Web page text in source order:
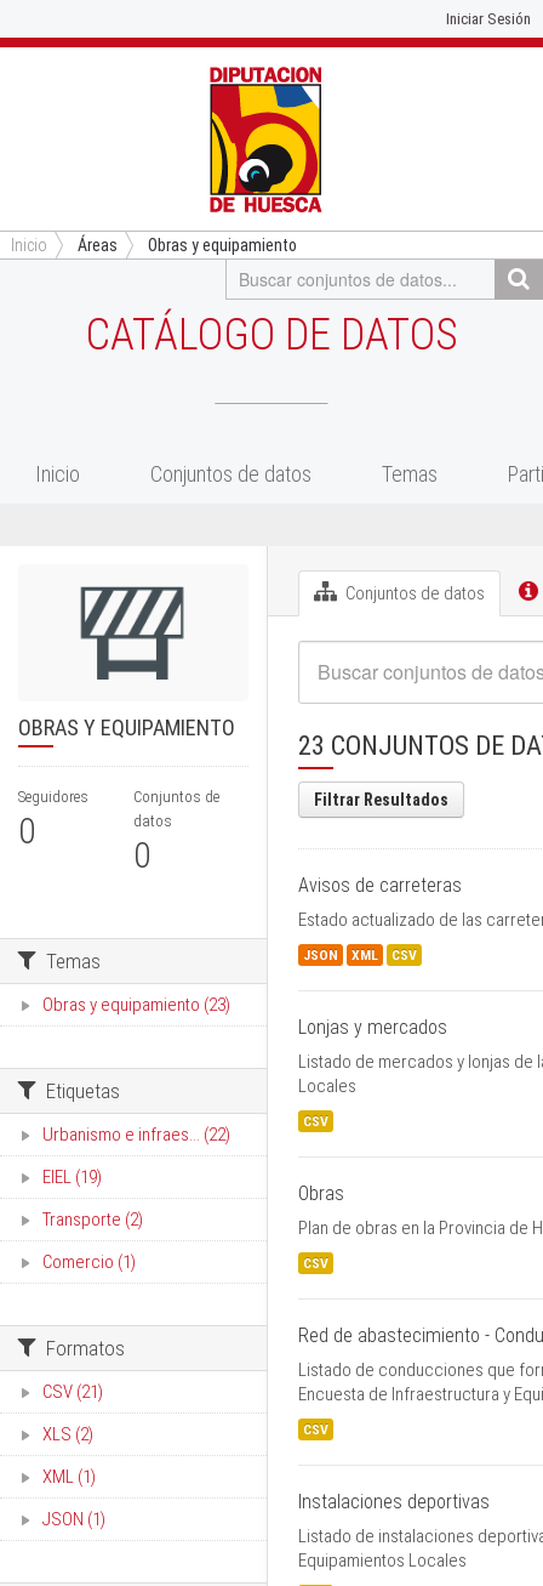
Inicio Áreas Obras y equipamiento
Iniciar Sesión
CATÁLOGO DE DATOS
Inicio Conjuntos de datos Temas
Conjuntos de datos
23 CONJUNTOS DE
Filtrar Resultados
Avisos de carreteras
Estado actualizado de las
JSON XML CSV
Lonjas y mercados
Listado de mercados y lonjas de
Locales
CSV
Obras
Plan de obras en la Provincia de
CSV
Red de abastecimiento -
Listado de conducciones que
Encuesta de Infraestructura y
CSV
Instalaciones deportivas
Listado de instalaciones
Equipamientos Locales
OBRAS Y EQUIPAMIENTO
Seguidores
0
Conjuntos de
datos
0
Temas
Obras y equipamiento (23)
Etiquetas
Urbanismo e infraes... (22)
EIEL (19)
Transporte (2)
Comercio (1)
Formatos
CSV (21)
XLS (2)
XML (1)
JSON (1)